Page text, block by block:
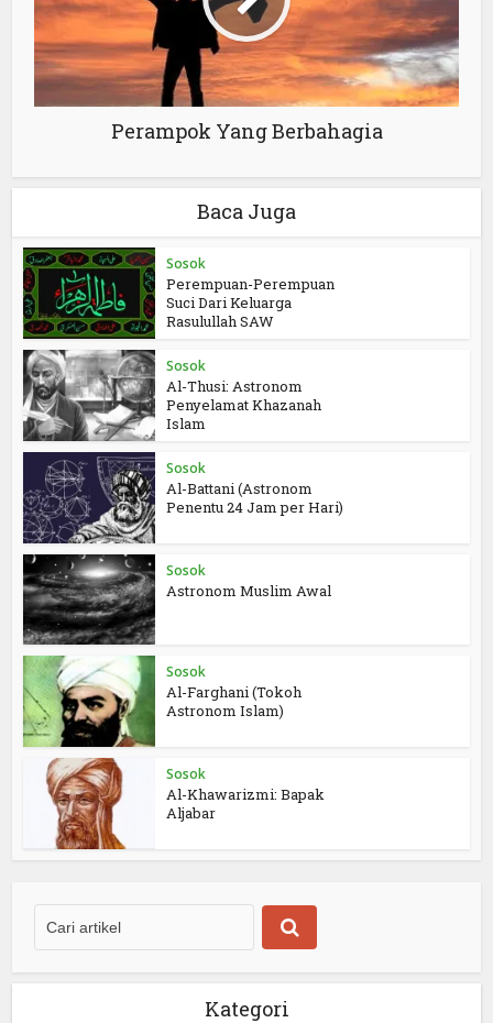
Perampok Yang Berbahagia
Baca Juga
Sosok
Perempuan-Perempuan
Suci Dari Keluarga
Rasulullah SAW
Sosok
Al-Thusi: Astronom
Penyelamat Khazanah
Islam
Sosok
Al-Battani (Astronom
Penentu 24 Jam per Hari)
Sosok
Astronom Muslim Awal
Sosok
Al-Farghani (Tokoh
Astronom Islam)
Sosok
Al-Khawarizmi: Bapak
Aljabar
Kategori